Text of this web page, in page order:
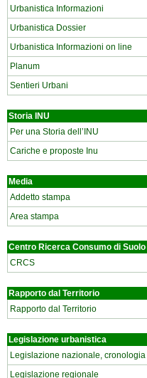
Urbanistica Informazioni
Urbanistica Dossier
Urbanistica Informazioni on line
Planum
Sentieri Urbani
Storia INU
Per una Storia dell’INU
Cariche e proposte Inu
Media
Addetto stampa
Area stampa
Centro Ricerca Consumo di Suolo
CRCS
Rapporto dal Territorio
Rapporto dal Territorio
Legislazione urbanistica
Legislazione nazionale, cronologia
Legislazione regionale